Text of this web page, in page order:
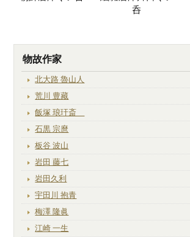
呑
物故作家
北大路 魯山人
荒川 豊藏
飯塚 琅玕斎
石黒 宗麿
板谷 波山
岩田 藤七
岩田久利
宇田川 抱青
梅澤 隆眞
江崎 一生